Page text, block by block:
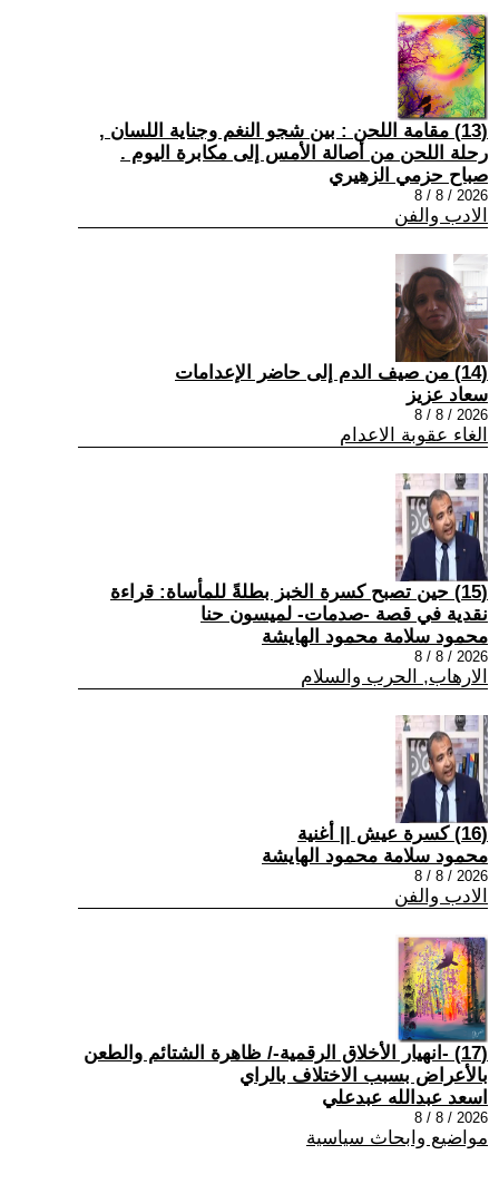
(13) مقامة اللحن : بين شجو النغم وجناية اللسان ,
رحلة اللحن من أصالة الأمس إلى مكابرة اليوم .
صباح حزمي الزهيري
2026 / 8 / 8
الادب والفن
(14) من صيف الدم إلى حاضر الإعدامات
سعاد عزيز
2026 / 8 / 8
الغاء عقوبة الاعدام
(15) حين تصبح كسرة الخبز بطلةً للمأساة: قراءة
نقدية في قصة -صدمات- لميسون حنا
محمود سلامة محمود الهايشة
2026 / 8 / 8
الارهاب, الحرب والسلام
(16) كسرة عيش || أغنية
محمود سلامة محمود الهايشة
2026 / 8 / 8
الادب والفن
(17) -انهيار الأخلاق الرقمية-/ ظاهرة الشتائم والطعن
بالأعراض بسبب الاختلاف بالراي
اسعد عبدالله عبدعلي
2026 / 8 / 8
مواضيع وابحاث سياسية